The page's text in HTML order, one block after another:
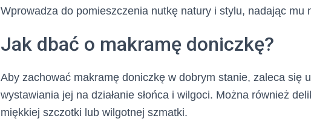
Wprowadza do pomieszczenia nutkę natury i stylu, nadając mu
Jak dbać o makramę doniczkę?
Aby zachować makramę doniczkę w dobrym stanie, zaleca się
wystawiania jej na działanie słońca i wilgoci. Można również
miękkiej szczotki lub wilgotnej szmatki.